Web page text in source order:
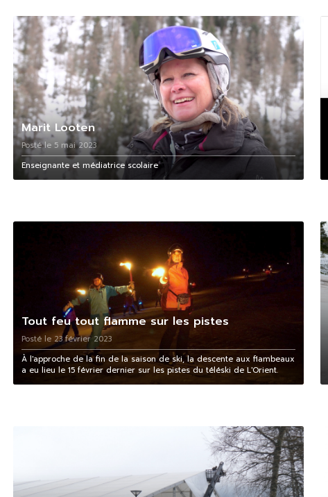
Marit Looten
Posté le 5 mai 2023
Enseignante et médiatrice scolaire
Tout feu tout flamme sur les pistes
Posté le 23 février 2023
À l'approche de la fin de la saison de ski, la descente aux flambeaux
a eu lieu le 15 février dernier sur les pistes du téléski de L'Orient.